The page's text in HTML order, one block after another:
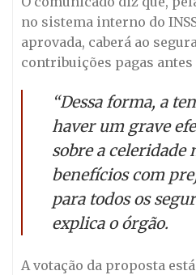
no sistema interno do
aprovada, caberá ao
contribuições pagas antes
“Dessa forma, a
haver um grave
sobre a celeridade
benefícios com
para todos os
explica o órgão.
A votação da proposta